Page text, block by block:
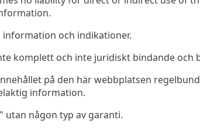
och indikationer.
komplett och inte juridiskt bindande och
på den här webbplatsen
information.
någon typ av garanti.